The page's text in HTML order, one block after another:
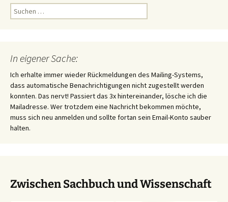
Suchen
nach:
In eigener Sache:
Ich erhalte immer wieder Rückmeldungen des Mailing-Systems,
dass automatische Benachrichtigungen nicht zugestellt werden
konnten. Das nervt! Passiert das 3x hintereinander, lösche ich die
Mailadresse. Wer trotzdem eine Nachricht bekommen möchte,
muss sich neu anmelden und sollte fortan sein Email-Konto sauber
halten.
Zwischen Sachbuch und Wissenschaft